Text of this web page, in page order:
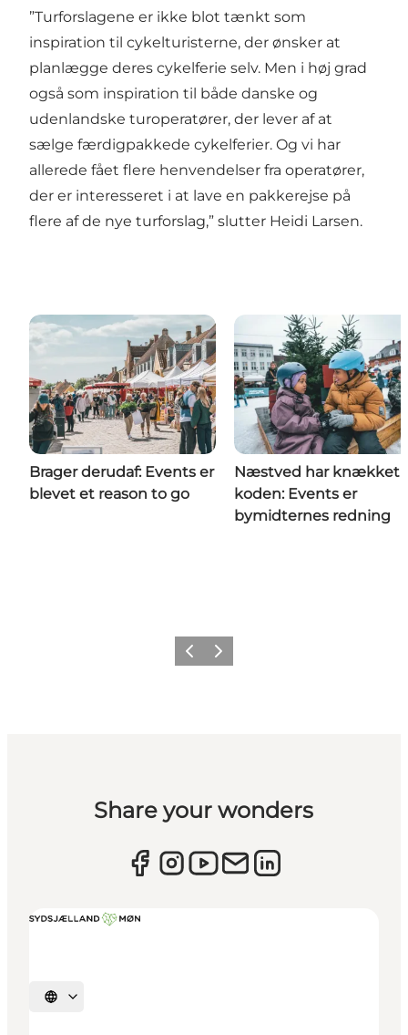
”Turforslagene er ikke blot tænkt som
inspiration til cykelturisterne, der ønsker at
planlægge deres cykelferie selv. Men i høj grad
også som inspiration til både danske og
udenlandske turoperatører, der lever af at
sælge færdigpakkede cykelferier. Og vi har
allerede fået flere henvendelser fra operatører,
der er interesseret i at lave en pakkerejse på
flere af de nye turforslag,” slutter Heidi Larsen.
Brager derudaf: Events er
blevet et reason to go
Næstved har knækket
koden: Events er
bymidternes redning
ForrigeNæste
Share your wonders
Vælg sprog